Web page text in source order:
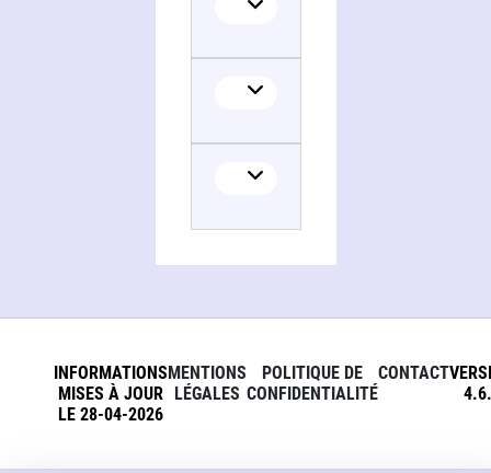
INFORMATIONS
MISES À JOUR
LE 28-04-2026
MENTIONS
LÉGALES
POLITIQUE DE
CONFIDENTIALITÉ
CONTACT